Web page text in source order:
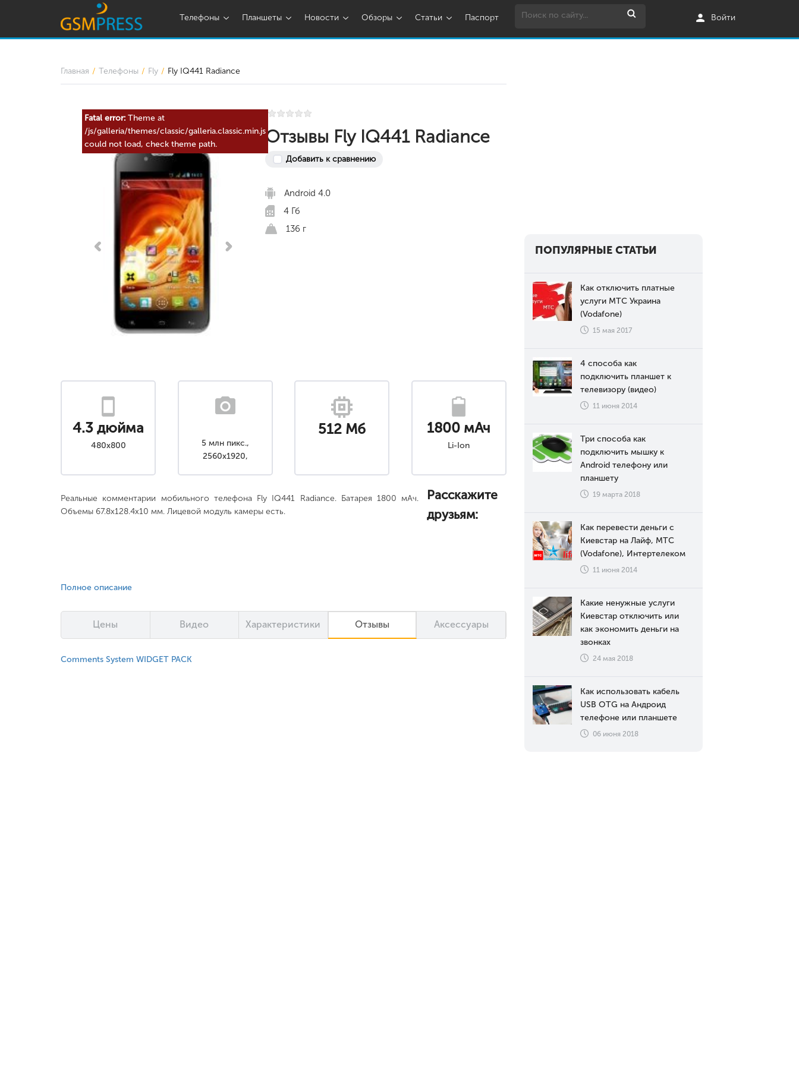
Телефоны Планшеты Новости Обзоры Статьи Паспорт Войти
Главная Телефоны Fly Fly IQ441 Radiance
Fatal error: Theme at
/js/galleria/themes/classic/galleria.classic.min.js
could not load, check theme path.
Отзывы Fly IQ441 Radiance
Добавить к сравнению
Android 4.0
4 Гб
136 г
4.3 дюйма
480x800
5 млн пикс.,
2560x1920,
512 Мб 1800 мАч
Li-Ion
Реальные комментарии мобильного телефона Fly IQ441 Radiance. Батарея 1800 мАч.
Объемы 67.8x128.4x10 мм. Лицевой модуль камеры есть.
Полное описание
Расскажите
друзьям:
Цены Видео Характеристики Отзывы Аксессуары
Comments System WIDGET PACK
ПОПУЛЯРНЫЕ СТАТЬИ
Как отключить платные
услуги МТС Украина
(Vodafone)
15 мая 2017
4 способа как
подключить планшет к
телевизору (видео)
11 июня 2014
Три способа как
подключить мышку к
Android телефону или
планшету
19 марта 2018
Как перевести деньги с
Киевстар на Лайф, МТС
(Vodafone), Интертелеком
11 июня 2014
Какие ненужные услуги
Киевстар отключить или
как экономить деньги на
звонках
24 мая 2018
Как использовать кабель
USB OTG на Андроид
телефоне или планшете
06 июня 2018